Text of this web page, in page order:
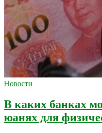
Новости
В каких банках
юанях для